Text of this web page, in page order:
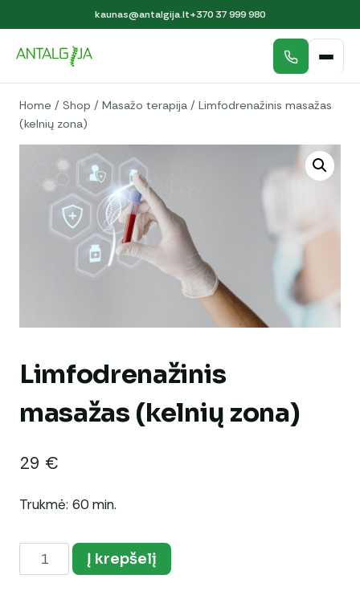
kaunas@antalgija.lt+370 37 999 980
Home / Shop / Masažo terapija / Limfodrenažinis masažas
(kelnių zona)
Limfodrenažinis
masažas (kelnių zona)
29 €
Trukmė: 60 min.
produkto
kiekis:
Į krepšelį